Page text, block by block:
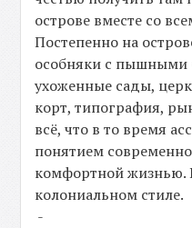
острове вместе со
Постепенно на
особняки с пышными
ухоженные сады,
корт, типография,
всё, что в то время
понятием
комфортной жизнью.
колониальном стиле.
-